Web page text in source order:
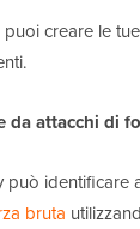
puoi creare le
da attacchi di
può identificare
bruta